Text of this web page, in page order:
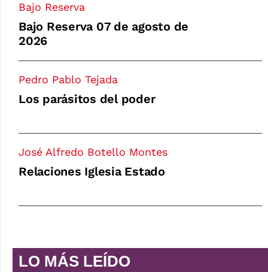
Bajo Reserva
Bajo Reserva 07 de agosto de
2026
Pedro Pablo Tejada
Los parásitos del poder
José Alfredo Botello Montes
Relaciones Iglesia Estado
LO MÁS LEÍDO